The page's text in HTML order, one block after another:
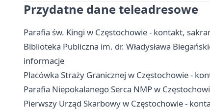
Przydatne dane teleadresowe
Parafia św. Kingi w Częstochowie - kontakt,
Biblioteka Publiczna im. dr. Władysława
informacje
Placówka Straży Granicznej w Częstochowie -
Parafia Niepokalanego Serca NMP w
Pierwszy Urząd Skarbowy w Częstochowie -